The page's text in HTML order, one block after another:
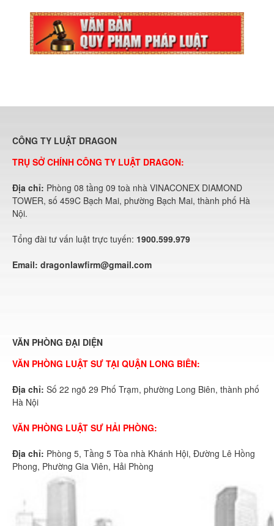
CÔNG TY LUẬT DRAGON
TRỤ SỞ CHÍNH CÔNG TY LUẬT DRAGON:
Địa chỉ: Phòng 08 tầng 09 toà nhà VINACONEX DIAMOND
TOWER, số 459C Bạch Mai, phường Bạch Mai, thành phố Hà
Nội.
Tổng đài tư vấn luật trực tuyến: 1900.599.979
Email: dragonlawfirm@gmail.com
VĂN PHÒNG ĐẠI DIỆN
VĂN PHÒNG LUẬT SƯ TẠI QUẬN LONG BIÊN:
Địa chỉ: Số 22 ngõ 29 Phố Trạm, phường Long Biên, thành phố
Hà Nội
VĂN PHÒNG LUẬT SƯ HẢI PHÒNG:
Địa chỉ: Phòng 5, Tầng 5 Tòa nhà Khánh Hội, Đường Lê Hồng
Phong, Phường Gia Viên, Hải Phòng